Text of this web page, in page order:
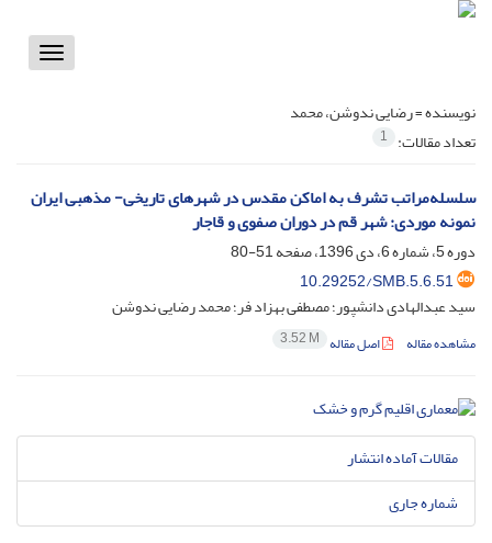
Toggle
نویسنده =رضایی ندوشن، محمد
تعداد مقالات: 1
سلسله‌مراتب تشرف به اماکن مقدس در شهرهای تاریخی- مذهبی ایران
نمونه موردی: شهر قم در دوران صفوی و قاجار
دوره 5، شماره 6، دی 1396، صفحه
51-80
10.29252/SMB.5.6.51
سید عبدالهادی دانشپور؛ مصطفی بهزاد فر؛ محمد رضایی ندوشن
مشاهده مقاله اصل مقاله 3.52 M
مقالات آماده انتشار
شماره جاری